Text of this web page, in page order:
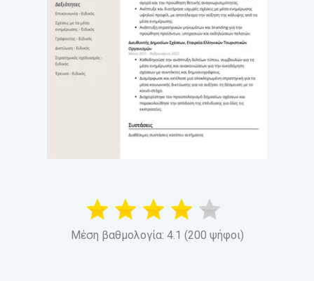
Μέση βαθμολογία: 4.1 (200 ψήφοι)